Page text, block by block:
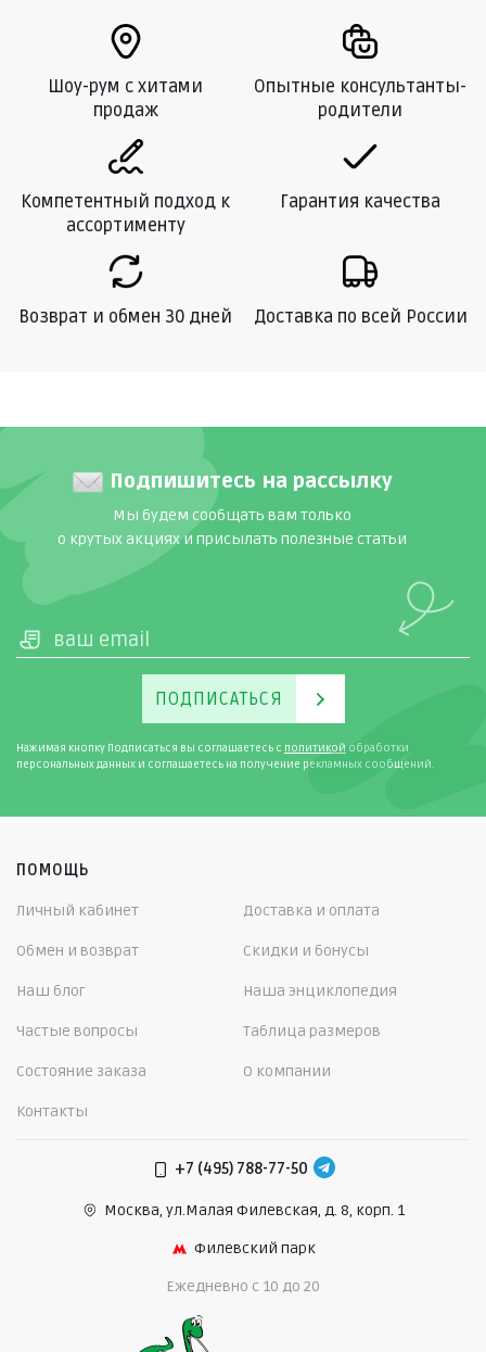
Шоу-рум с хитами
продаж
Опытные консультанты-
родители
Компетентный подход к
ассортименту
Гарантия качества
Возврат и обмен 30 дней Доставка по всей России
Подпишитесь на рассылку
Мы будем сообщать вам только
о крутых акциях и присылать полезные статьи
ПОДПИСАТЬСЯ
Нажимая кнопку Подписаться вы соглашаетесь с политикой обработки
персональных данных и соглашаетесь на получение рекламных сообщений.
ПОМОЩЬ
Личный кабинет Доставка и оплата
Обмен и возврат Скидки и бонусы
Наш блог Наша энциклопедия
Частые вопросы Таблица размеров
Состояние заказа О компании
Контакты
+7 (495) 788-77-50
Москва, ул.Малая Филевская, д. 8, корп. 1
Филевский парк
Ежедневно c 10 до 20